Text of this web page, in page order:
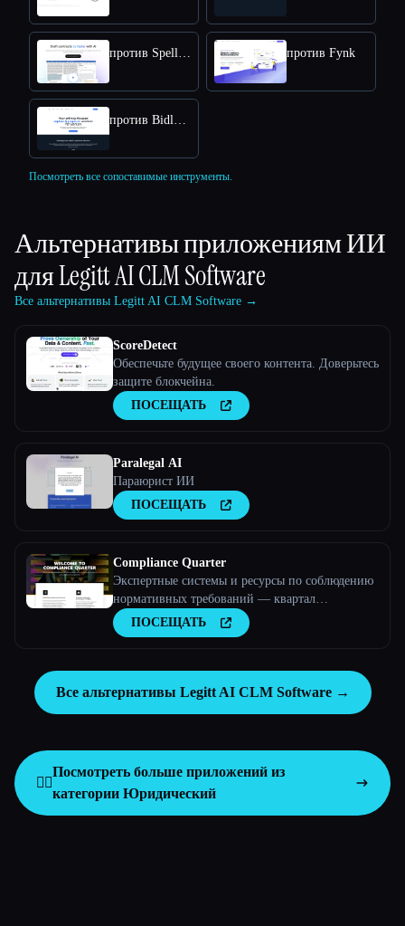
против Spellbook против Fynk
против Bidlytics
Посмотреть все сопоставимые инструменты.
Альтернативы приложениям ИИ
дляLegitt AI CLM Software
Все альтернативы Legitt AI CLM Software →
ScoreDetect
Обеспечьте будущее своего контента. Доверьтесь
защите блокчейна.
ПОСЕЩАТЬ
Paralegal AI
Параюрист ИИ
ПОСЕЩАТЬ
Compliance Quarter
Экспертные системы и ресурсы по соблюдению
нормативных требований — квартал
соответствия нормативным требованиям
ПОСЕЩАТЬ
Все альтернативы Legitt AI CLM Software →
👩‍⚖️
Посмотреть больше приложений из
категории Юридический